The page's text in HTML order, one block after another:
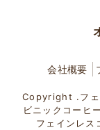
会社概要
Copyright .フェ
ビニックコーヒ
フェインレス